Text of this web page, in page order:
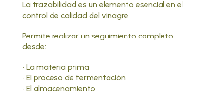
La trazabilidad es un elemento esencial en el
control de calidad del vinagre.
Permite realizar un seguimiento completo
desde:
• La materia prima
• El proceso de fermentación
• El almacenamiento